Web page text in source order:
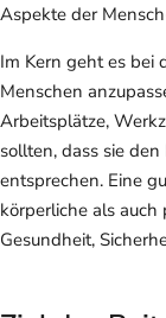
Aspekte der
Im Kern geht es bei
Menschen
Arbeitsplätze,
sollten, dass sie
entsprechen. Eine
körperliche als
Gesundheit,